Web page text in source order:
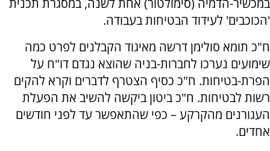
'הכוכבים' לעידוד הבטיחות בעבודה.
ח"כ תומא סולימן דרשה מאיגוד הקבלנים לפרט כמה
שימועים נערכו לחברות-בניה שהוצא נגדם דו"ח על
הפרת-בטיחות. ח"כ כסיף הצטרף לדברים וקרא להקים
רשות לבטיחות. ח"כ ביטון ביקשה להשיב את הפעלת
העגורנים מהקרקע – כפי שהתאפשר עד לפני חודשים
אחדים.